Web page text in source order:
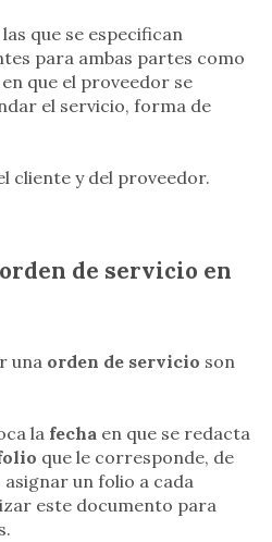
las que se especifican
para ambas partes como
que el proveedor se
el servicio, forma de
cliente y del proveedor.
de servicio en
una orden de servicio son
la fecha en que se redacta
que le corresponde, de
un folio a cada
este documento para